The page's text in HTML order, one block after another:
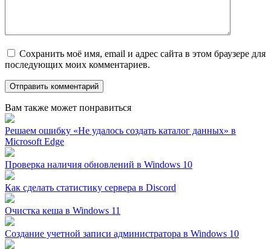
Сохранить моё имя, email и адрес сайта в этом браузере для
последующих моих комментариев.
Вам также может понравиться
Решаем ошибку «Не удалось создать каталог данных» в
Microsoft Edge
Проверка наличия обновлений в Windows 10
Как сделать статистику сервера в Discord
Очистка кеша в Windows 11
Создание учетной записи администратора в Windows 10